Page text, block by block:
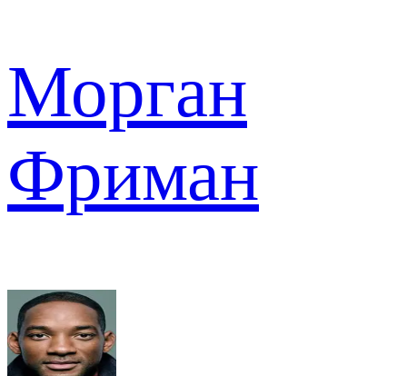
Морган
Фриман